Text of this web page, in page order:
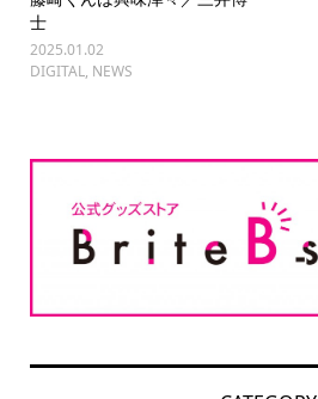
士
2025.01.02
DIGITAL, NEWS